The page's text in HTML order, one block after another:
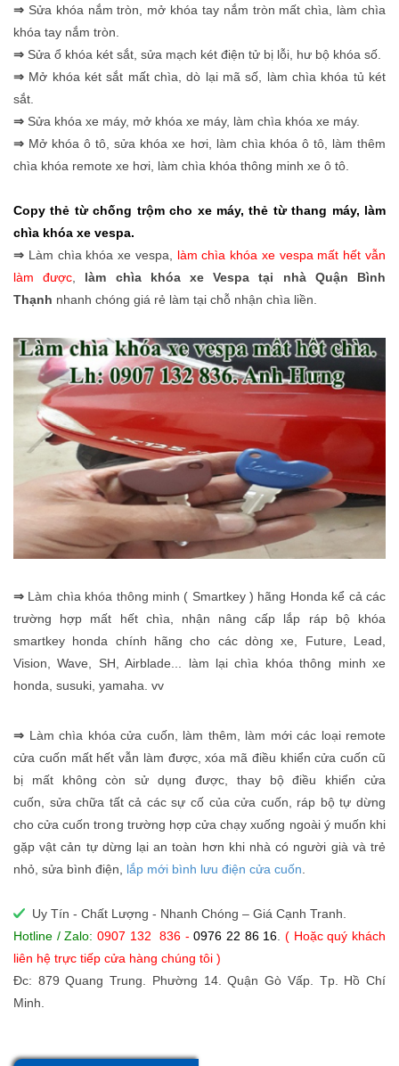
⇒ Sửa khóa nắm tròn, mở khóa tay nắm tròn mất chìa, làm chìa
khóa tay nắm tròn.
⇒ Sửa ổ khóa két sắt, sửa mạch két điện tử bị lỗi, hư bộ khóa số.
⇒ Mở khóa két sắt mất chìa, dò lại mã số, làm chìa khóa tủ két
sắt.
⇒ Sửa khóa xe máy, mở khóa xe máy, làm chìa khóa xe máy.
⇒ Mở khóa ô tô, sửa khóa xe hơi, làm chìa khóa ô tô, làm thêm
chìa khóa remote xe hơi, làm chìa khóa thông minh xe ô tô.
Copy thẻ từ chống trộm cho xe máy, thẻ từ thang máy, làm
chìa khóa xe vespa.
⇒ Làm chìa khóa xe vespa, làm chìa khóa xe vespa mất hết vẫn
làm được
làm chìa khóa xe Vespa tại nhà Quận Bình
Thạnh nhanh chóng giá rẻ làm tại chỗ nhận chìa liền.
⇒ Làm chìa khóa thông minh ( Smartkey ) hãng Honda kể cả các
trường hợp mất hết chìa, nhận nâng cấp lắp ráp bộ khóa
smartkey honda chính hãng cho các dòng xe, Future, Lead,
Vision, Wave, SH, Airblade... làm lại chìa khóa thông minh xe
honda, susuki, yamaha. vv
⇒ Làm chìa khóa cửa cuốn, làm thêm, làm mới các loại remote
cửa cuốn mất hết vẫn làm được, xóa mã điều khiển cửa cuốn cũ
bị mất không còn sử dụng được, thay bộ điều khiển cửa
cuốn, sửa chữa tất cả các sự cố của cửa cuốn, ráp bộ tự dừng
cho cửa cuốn trong trường hợp cửa chạy xuống ngoài ý muốn khi
gặp vật cản tự dừng lại an toàn hơn khi nhà có người già và trẻ
nhỏ, sửa bình điện, lắp mới bình lưu điện cửa cuốn
Uy Tín - Chất Lượng - Nhanh Chóng – Giá Cạnh Tranh.
Hotline / Zalo: 0907 132 836 -0976 22 86 16 .( Hoặc quý khách
liên hệ trực tiếp cửa hàng chúng tôi )
Đc: 879 Quang Trung. Phường 14. Quận Gò Vấp. Tp. Hồ Chí
Minh.